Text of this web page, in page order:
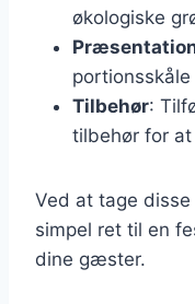
økologiske
Tilbehør:
tilbehør for
Ved at tage
simpel ret til en
dine gæster.